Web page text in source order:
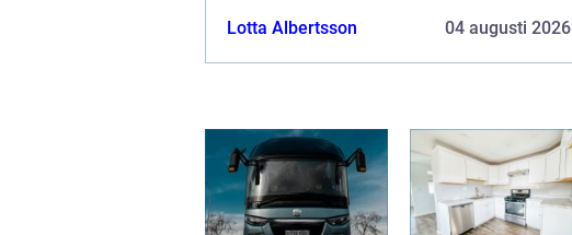
Lotta Albertsson 04 augusti 2026